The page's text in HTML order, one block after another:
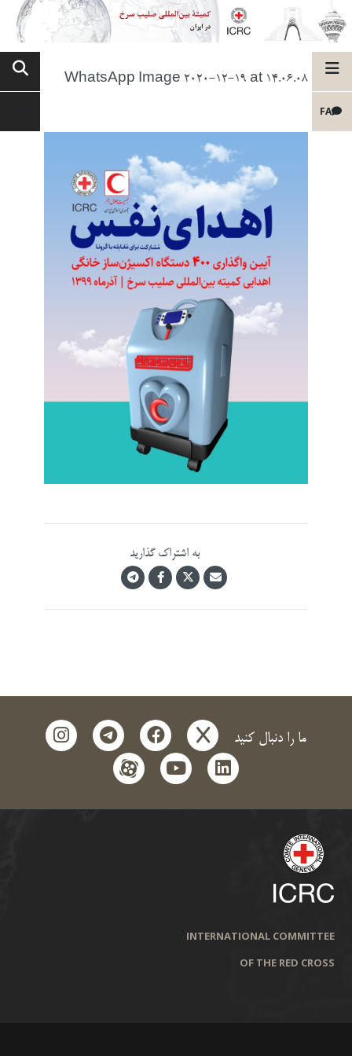
FA
WhatsApp Image 2020-12-19 at 14.06.08
به اشتراک گذارید
ما را دنبال کنید x
facebook
telegram
instagram
linkedin
youtube
aparat
INTERNATIONAL COMMITTEE
OF THE RED CROSS